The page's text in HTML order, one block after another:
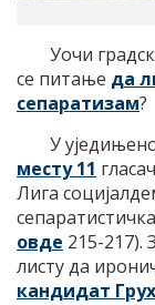
Уочи
се питање да
сепаратизам?
У
месту 11
Лига
овде 215-217).
листу да
кандидат